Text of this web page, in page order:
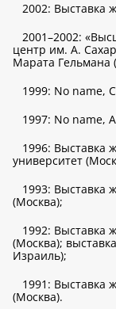
2002: Выставка
2001–2002:
центр им. А.
Марата Гельмана
1999: No name,
1997: No name,
1996: Выставка
университет
1993: Выставка
(Москва);
1992: Выставка
(Москва);
Израиль);
1991: Выставка
(Москва).